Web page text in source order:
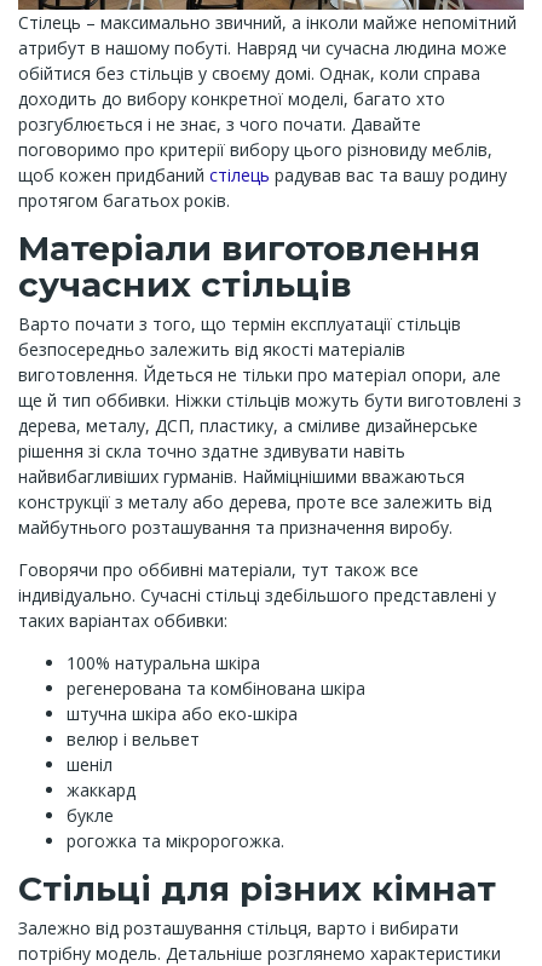
Стілець – максимально звичний, а інколи майже непомітний
атрибут в нашому побуті. Навряд чи сучасна людина може
обійтися без стільців у своєму домі. Однак, коли справа
доходить до вибору конкретної моделі, багато хто
розгублюється і не знає, з чого почати. Давайте
поговоримо про критерії вибору цього різновиду меблів,
щоб кожен придбаний стілець радував вас та вашу родину
протягом багатьох років.
Матеріали виготовлення
сучасних стільців
Варто почати з того, що термін експлуатації стільців
безпосередньо залежить від якості матеріалів
виготовлення. Йдеться не тільки про матеріал опори, але
ще й тип оббивки. Ніжки стільців можуть бути виготовлені з
дерева, металу, ДСП, пластику, а сміливе дизайнерське
рішення зі скла точно здатне здивувати навіть
найвибагливіших гурманів. Найміцнішими вважаються
конструкції з металу або дерева, проте все залежить від
майбутнього розташування та призначення виробу.
Говорячи про оббивні матеріали, тут також все
індивідуально. Сучасні стільці здебільшого представлені у
таких варіантах оббивки:
100% натуральна шкіра
регенерована та комбінована шкіра
штучна шкіра або еко-шкіра
велюр і вельвет
шеніл
жаккард
букле
рогожка та мікророгожка.
Стільці для різних кімнат
Залежно від розташування стільця, варто і вибирати
потрібну модель. Детальніше розглянемо характеристики